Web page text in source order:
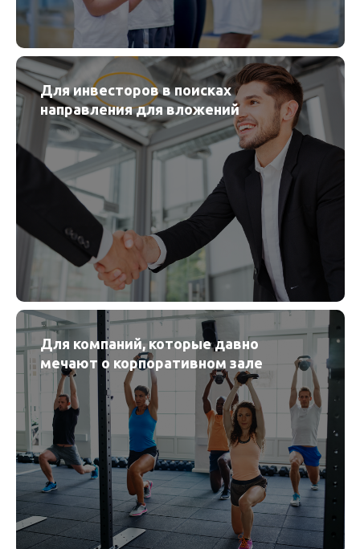
Для инвесторов в поисках
направления для вложений
Для компаний, которые давно
мечают о корпоративном зале